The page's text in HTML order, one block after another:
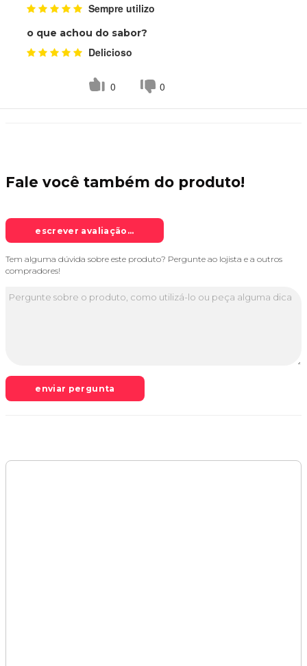
Sempre utilizo
o que achou do sabor?
Delicioso
0 0
Fale você também do produto!
escrever avaliação...
Tem alguma dúvida sobre este produto? Pergunte ao lojista e a outros
compradores!
enviar pergunta